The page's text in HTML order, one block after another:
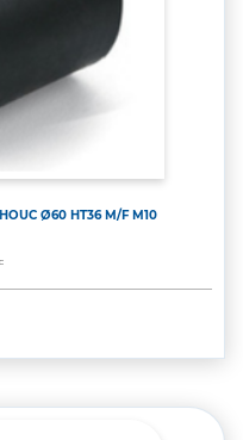
Ø60 HT36 M/F M10